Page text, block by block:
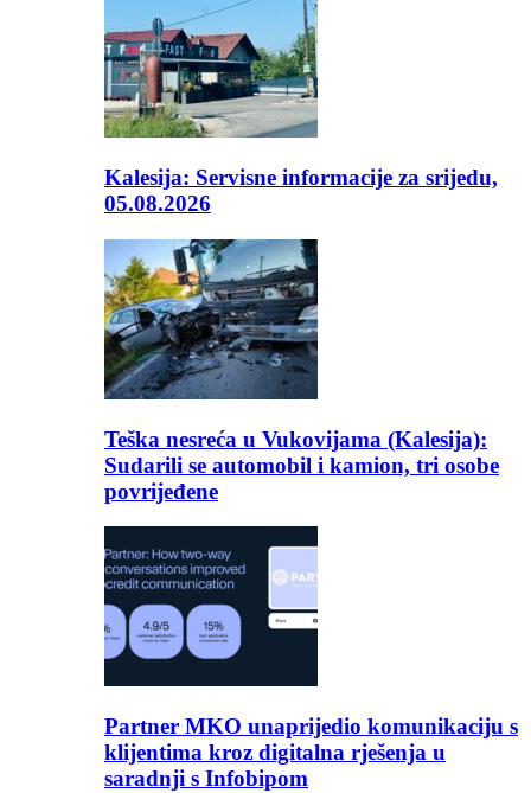
Kalesija: Servisne informacije za srijedu,
05.08.2026
Teška nesreća u Vukovijama (Kalesija):
Sudarili se automobil i kamion, tri osobe
povrijeđene
Partner MKO unaprijedio komunikaciju s
klijentima kroz digitalna rješenja u
saradnji s Infobipom